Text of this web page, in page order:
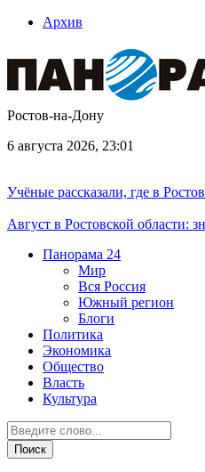
Архив
Ростов-на-Дону
6 августа 2026, 23:01
Учёные рассказали, где в
Август в Ростовской области:
Панорама 24
Мир
Вся Россия
Южный регион
Блоги
Политика
Экономика
Общество
Власть
Культура